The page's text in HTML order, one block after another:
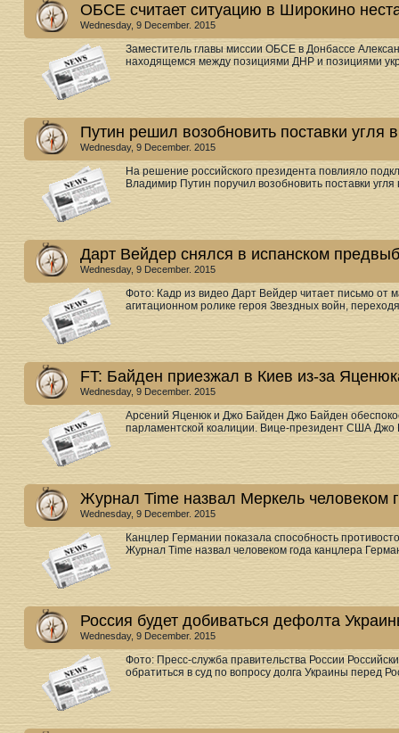
ОБСЕ считает ситуацию в Широкино
Wednesday, 9 December. 2015
Заместитель главы миссии ОБСЕ в Донбассе
находящемся между позициями ДНР и позициями
Путин решил возобновить поставки угля
Wednesday, 9 December. 2015
На решение российского президента повлияло
Владимир Путин поручил возобновить поставки
Дарт Вейдер снялся в испанском
Wednesday, 9 December. 2015
Фото: Кадр из видео Дарт Вейдер читает письмо от
агитационном ролике героя Звездных войн,
FT: Байден приезжал в Киев из-за
Wednesday, 9 December. 2015
Арсений Яценюк и Джо Байден Джо Байден
парламентской коалиции. Вице-президент США Джо
Журнал Time назвал Меркель человеком
Wednesday, 9 December. 2015
Канцлер Германии показала способность
Журнал Time назвал человеком года канцлера
Россия будет добиваться дефолта
Wednesday, 9 December. 2015
Фото: Пресс-служба правительства России
обратиться в суд по вопросу долга Украины перед